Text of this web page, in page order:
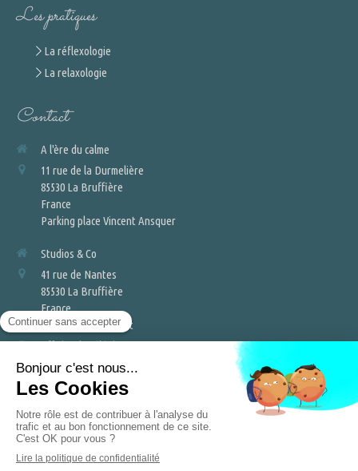
Les pratiques
La réflexologie
La relaxologie
Contact
A l'ère du calme
11 rue de la Durmelière
85530 La Bruffière
France
Parking place Vincent Ansquer
Studios & Co
41 rue de Nantes
85530 La Bruffière
France
Parking privé devant
Afficher le téléphone
©2023, A l'ère du calme - réflexologie plantaire et palmaire - relaxologie
Plan du site